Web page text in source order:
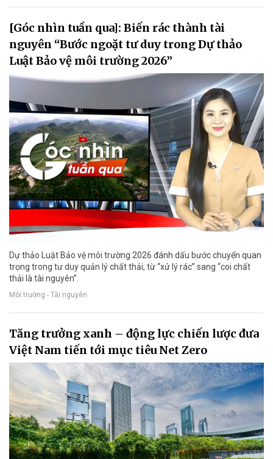
[Góc nhìn tuần qua]: Biến rác thành tài
nguyên “Bước ngoặt tư duy trong Dự thảo
Luật Bảo vệ môi trường 2026”
Dự thảo Luật Bảo vệ môi trường 2026 đánh dấu bước chuyển quan
trọng trong tư duy quản lý chất thải, từ “xử lý rác” sang “coi chất
thải là tài nguyên”.
Môi trường - Tài nguyên
Tăng trưởng xanh – động lực chiến lược đưa
Việt Nam tiến tới mục tiêu Net Zero